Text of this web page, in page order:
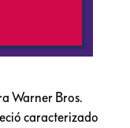
Warner Bros.
caracterizado